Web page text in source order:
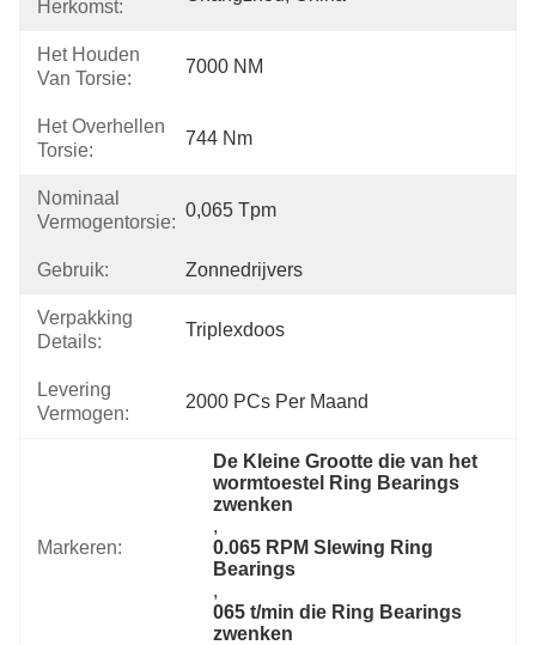
Herkomst:
Het Houden
Van Torsie:
7000 NM
Het Overhellen
Torsie:
744 Nm
Nominaal
Vermogentorsie:
0,065 Tpm
Gebruik: Zonnedrijvers
Verpakking
Details:
Triplexdoos
Levering
Vermogen:
2000 PCs Per Maand
Markeren:
De Kleine Grootte die van het
wormtoestel Ring Bearings
zwenken
,
0.065 RPM Slewing Ring
Bearings
,
065 t/min die Ring Bearings
zwenken